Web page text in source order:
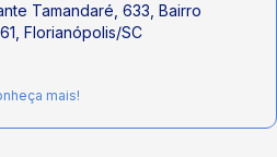
Tamandaré, 633, Bairro
Florianópolis/SC
mais!